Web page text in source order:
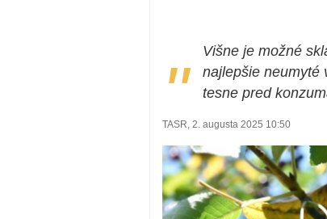
"
Višne je možné
najlepšie neumyté
tesne pred
TASR, 2. augusta 2025 10:50